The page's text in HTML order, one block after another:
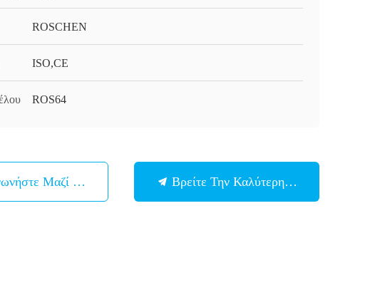
ROSCHEN
ISO,CE
ROS64
Μαζί Μας Βρείτε Την Καλύτερη Τιμή